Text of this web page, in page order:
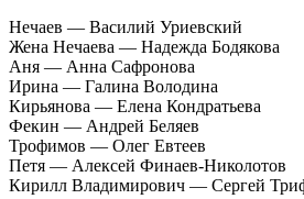
Нечаев — Василий Уриевский
Жена Нечаева — Надежда Бодякова
Аня — Анна Сафронова
Ирина — Галина Володина
Кирьянова — Елена Кондратьева
Фекин — Андрей Беляев
Трофимов — Олег Евтеев
Петя — Алексей Финаев-Николотов
Кирилл Владимирович — Сергей